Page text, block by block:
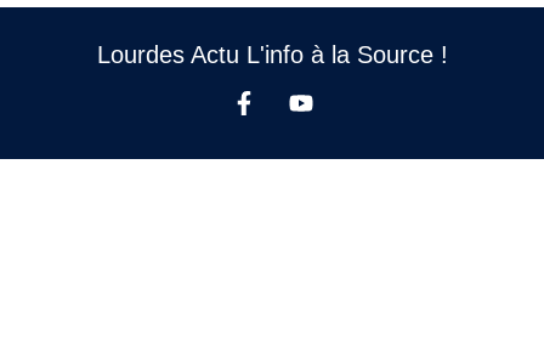
Lourdes Actu L'info à la Source !